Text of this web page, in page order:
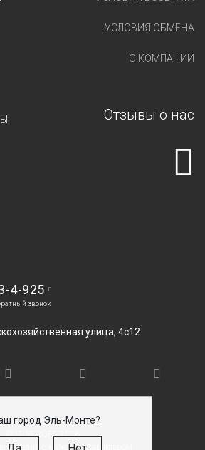
город Эль-Монте?
УСЛОВИЯ ОБМЕНА
О КОМПАНИИ
Отзывы о нас
4-925
звонок
улица, 4с12
© SILVEROFF 2026
изделия с мужским характером